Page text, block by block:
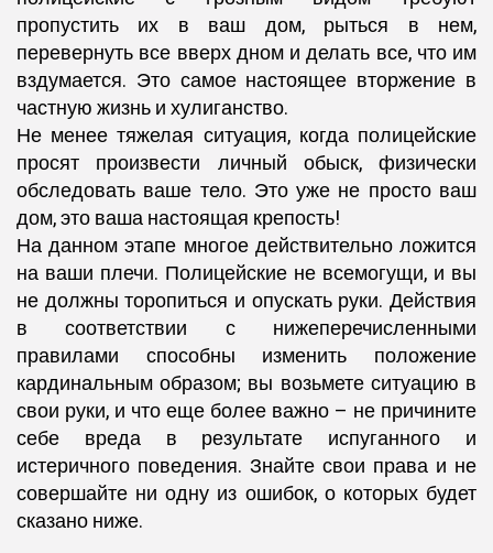
пропустить их в ваш дом, рыться в нем,
перевернуть все вверх дном и делать все, что им
вздумается. Это самое настоящее вторжение в
частную жизнь и хулиганство.
Не менее тяжелая ситуация, когда полицейские
просят произвести личный обыск, физически
обследовать ваше тело. Это уже не просто ваш
дом, это ваша настоящая крепость!
На данном этапе многое действительно ложится
на ваши плечи. Полицейские не всемогущи, и вы
не должны торопиться и опускать руки. Действия
в соответствии с нижеперечисленными
правилами способны изменить положение
кардинальным образом; вы возьмете ситуацию в
свои руки, и что еще более важно – не причините
себе вреда в результате испуганного и
истеричного поведения. Знайте свои права и не
совершайте ни одну из ошибок, о которых будет
сказано ниже.